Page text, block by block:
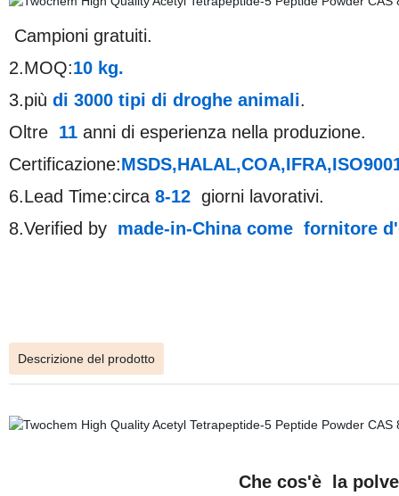
Campioni gratuiti.
2.MOQ:10 kg.
3.più di 3000tipi di droghe animali.
Oltre 11anni di esperienza nella produzione.
Certificazione:
6.Lead Time:circa8-12 giorni lavorativi.
8.Verified by
made-in-Chinacome fornitore
Descrizione del prodotto
Che cos'è la